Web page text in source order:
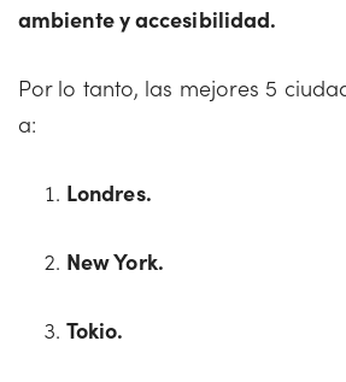
ambiente y accesibilidad.
Por lo tanto, las mejores 5
a:
Londres.
New York.
Tokio.